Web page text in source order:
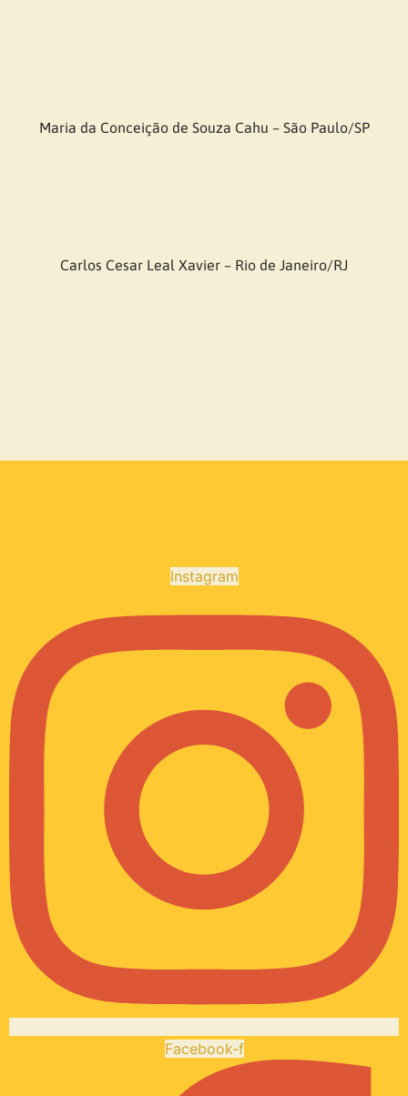
Maria da Conceição de Souza Cahu – São Paulo/SP
Carlos Cesar Leal Xavier – Rio de Janeiro/RJ
Instagram
Facebook-f